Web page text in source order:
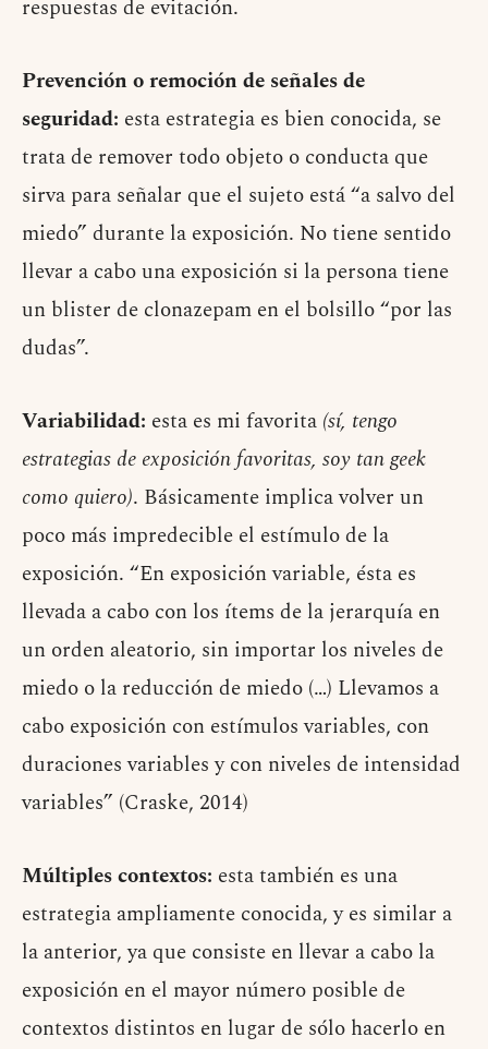
respuestas de evitación.
Prevención o remoción de señales de
seguridad: esta estrategia es bien conocida, se
trata de remover todo objeto o conducta que
sirva para señalar que el sujeto está “a salvo del
miedo” durante la exposición. No tiene sentido
llevar a cabo una exposición si la persona tiene
un blister de clonazepam en el bolsillo “por las
dudas”.
Variabilidad: esta es mi favorita (sí, tengo
estrategias de exposición favoritas, soy tan geek
como quiero). Básicamente implica volver un
poco más impredecible el estímulo de la
exposición. “En exposición variable, ésta es
llevada a cabo con los ítems de la jerarquía en
un orden aleatorio, sin importar los niveles de
miedo o la reducción de miedo (…) Llevamos a
cabo exposición con estímulos variables, con
duraciones variables y con niveles de intensidad
variables” (Craske, 2014)
Múltiples contextos: esta también es una
estrategia ampliamente conocida, y es similar a
la anterior, ya que consiste en llevar a cabo la
exposición en el mayor número posible de
contextos distintos en lugar de sólo hacerlo en